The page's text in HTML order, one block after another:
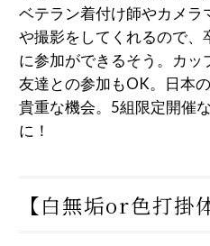
ベテラン着付け師やカメラ
や撮影をしてくれるので、
に参加ができるそう。カ
友達との参加もOK。日本
貴重な機会。5組限定開催
に！
【白無垢or色打掛